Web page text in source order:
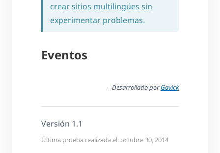
crear sitios multilingües sin
experimentar problemas.
Eventos
– Desarrollado porGavick
Versión 1.1
Última prueba realizada el: octubre 30, 2014